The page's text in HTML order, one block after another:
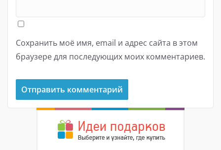
Сохранить моё имя, email и адрес сайта в этом
браузере для последующих моих комментариев.